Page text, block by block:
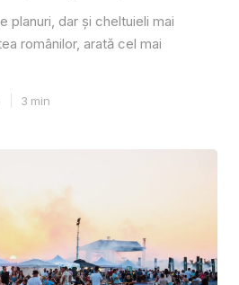
planuri, dar și cheltuieli mai
românilor, arată cel mai
3 min